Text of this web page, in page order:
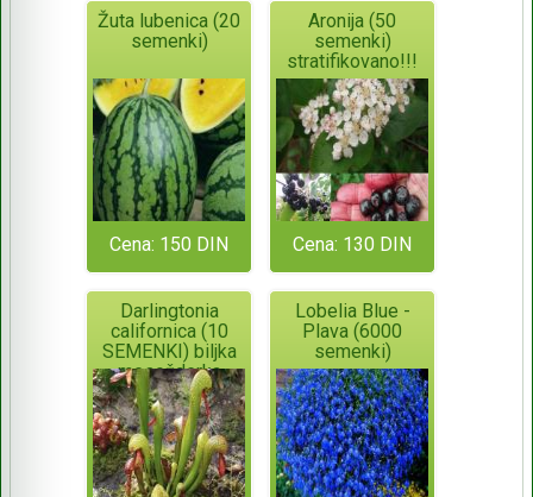
Žuta lubenica (20
semenki)
Cena: 150 DIN
Aronija (50
semenki)
stratifikovano!!!
Cena: 130 DIN
Darlingtonia
californica (10
SEMENKI) biljka
mesožderka
Lobelia Blue -
Plava (6000
semenki)